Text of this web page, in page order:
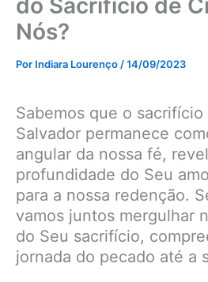
do Sacrifício de
Nós?
Por Indiara Lourenço /14/09/2023
Sabemos que o sacrifício
Salvador permanece
angular da nossa fé,
profundidade do Seu
para a nossa redenção.
vamos juntos mergulhar
do Seu sacrifício,
jornada do pecado até a